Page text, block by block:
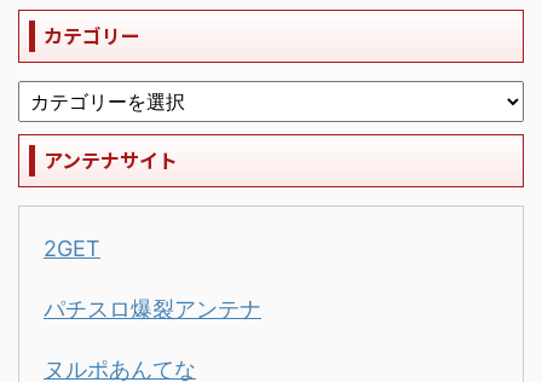
カテゴリー
アンテナサイト
2GET
パチスロ爆裂アンテナ
ヌルポあんてな